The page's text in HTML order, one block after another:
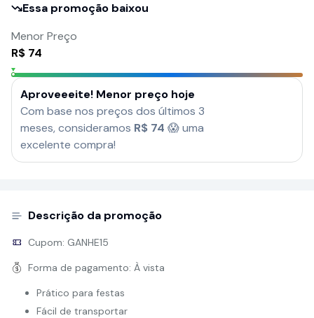
Essa promoção baixou
Menor Preço
R$ 74
Aproveeeite! Menor preço hoje
Com base nos preços dos últimos 3
meses, consideramos R$ 74 😱 uma
excelente compra!
Descrição da promoção
Cupom: GANHE15
Forma de pagamento: À vista
Prático para festas
Fácil de transportar